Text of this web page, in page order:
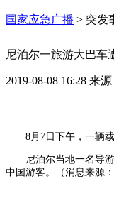
国家应急广播 > 突发
尼泊尔一旅游大巴车
2019-08-08 16:28 来源
8月7日下午，一辆
尼泊尔当地一名导
中国游客。（消息来源